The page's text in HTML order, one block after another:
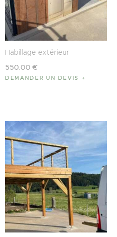
Habillage extérieur
550.00 €
DEMANDER UN DEVIS